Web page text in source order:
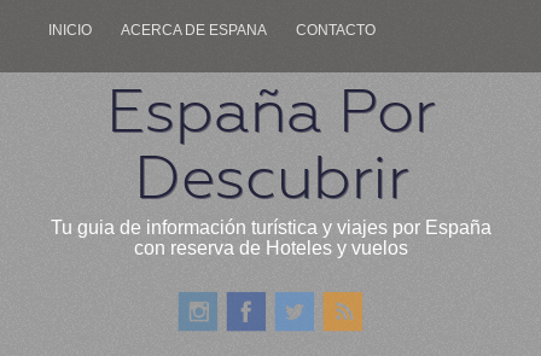
INICIO ACERCA DE ESPANA CONTACTO
España Por
Descubrir
Tu guia de información turística y viajes por España
con reserva de Hoteles y vuelos